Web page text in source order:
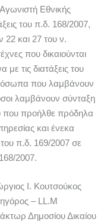
Εθνικής
του π.δ. 168/2007,
και 27 του ν.
που δικαιούνται
τις διατάξεις του
που λαμβάνουν
λαμβάνουν σύνταξη
που προήλθε πρόδηλα
και ένεκα
του π.δ. 169/2007 σε
2007.
Ι. Κουτσούκος
– LL.M
Δημοσίου Δικαίου